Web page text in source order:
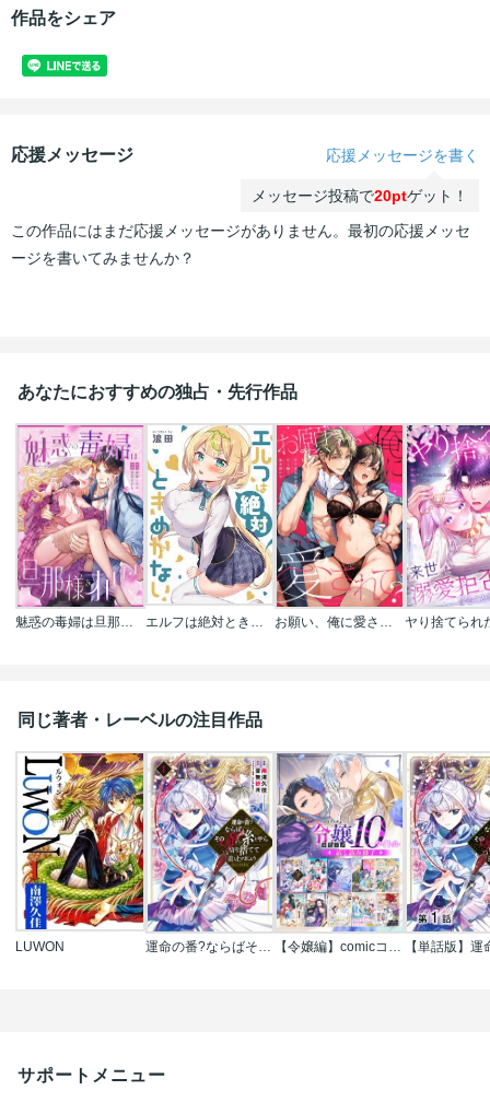
作品をシェア
応援メッセージ 応援メッセージを書く
メッセージ投稿で20ptゲット！
この作品にはまだ応援メッセージがありません。最初の応援メッセ
ージを書いてみませんか？
あなたにおすすめの独占・先行作品
同じ著者・レーベルの注目作品
LUWON 運命の番?ならばその赤い糸とやら切り捨てて差し上げましょう@COMIC 【令嬢編】comicコロナ 人気10タイトル試し読み冊子
サポートメニュー